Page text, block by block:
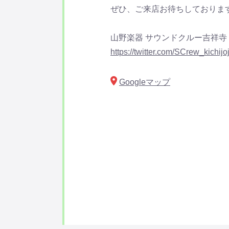
ぜひ、ご来店お待ちしておりま
山野楽器 サウンドクルー吉祥寺
https://twitter.com/
Googleマップ